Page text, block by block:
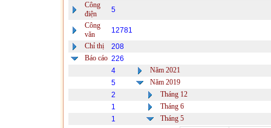
Công
điện
5
Công
văn
12781
Chỉ thị
208
Báo cáo 226
4
Năm 2021
5
Năm 2019
2
Tháng 12
1
Tháng 6
1
Tháng 5